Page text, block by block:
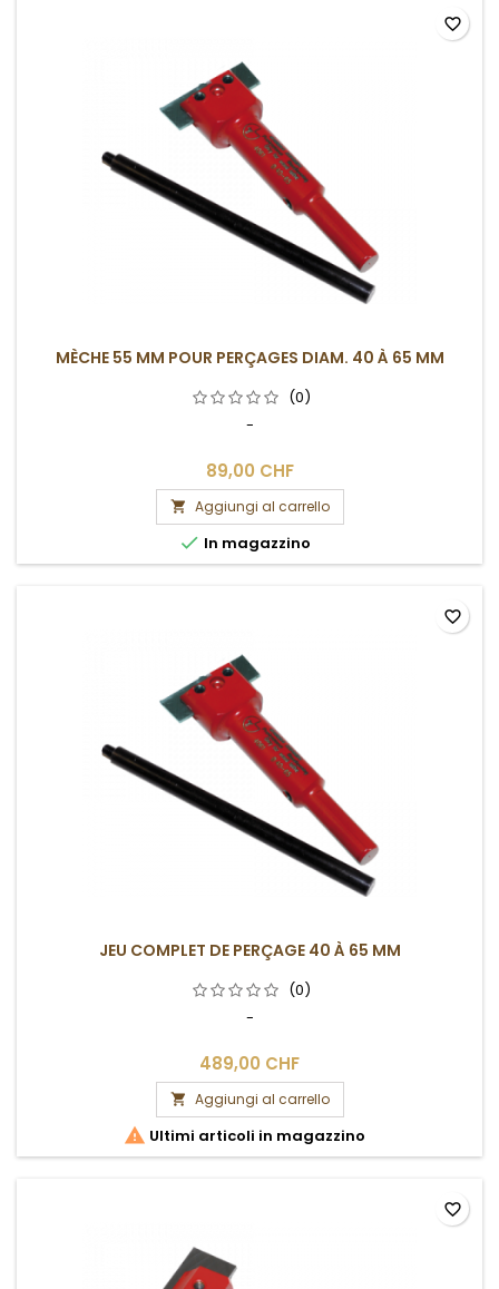
MÈCHE 55 MM POUR PERÇAGES DIAM. 40 À 65 MM
(0)
-
89,00 CHF
 Aggiungi al carrello
 In magazzino
favorite_border
JEU COMPLET DE PERÇAGE 40 À 65 MM
(0)
-
489,00 CHF
 Aggiungi al carrello
 Ultimi articoli in magazzino
favorite_border
favorite_border